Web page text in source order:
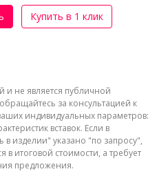
Купить в 1 клик
и не является публичной
за консультацией к
индивидуальных параметров:
вставок. Если в
в изделии" указано "по запросу",
в итоговой стоимости, а требует
предложения.